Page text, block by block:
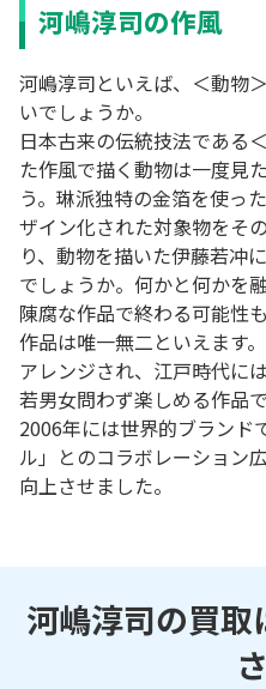
河嶋淳司の作風
河嶋淳司といえば、＜動物
いでしょうか。
日本古来の伝統技法である
た作風で描く動物は一度見
う。琳派独特の金箔を使っ
ザイン化された対象物をそ
り、動物を描いた伊藤若冲
でしょうか。何かと何かを
陳腐な作品で終わる可能性
作品は唯一無二といえます
アレンジされ、江戸時代に
若男女問わず楽しめる作品で
2006年には世界的ブランド
ル」とのコラボレーション
向上させました。
河嶋淳司の買